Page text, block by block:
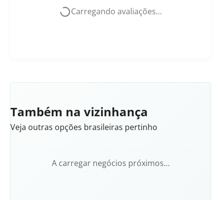
Carregando avaliações...
Também na vizinhança
Veja outras opções brasileiras pertinho
A carregar negócios próximos...